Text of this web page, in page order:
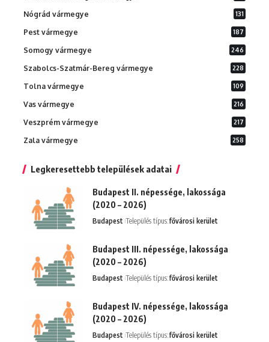
Nógrád vármegye 131
Pest vármegye 187
Somogy vármegye 246
Szabolcs-Szatmár-Bereg vármegye 228
Tolna vármegye 109
Vas vármegye 216
Veszprém vármegye 217
Zala vármegye 258
Legkeresettebb települések adatai
Budapest II. népessége, lakossága
(2020 – 2026)
Budapest Település típus:fővárosi kerület
Budapest III. népessége, lakossága
(2020 – 2026)
Budapest Település típus:fővárosi kerület
Budapest IV. népessége, lakossága
(2020 – 2026)
Budapest Település típus:fővárosi kerület